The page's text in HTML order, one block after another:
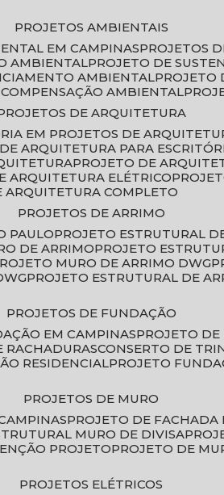
PROJETOS AMBIENTAIS
EM CAMPINAS
PROJETOS
AMBIENTAL
PROJETO DE
AMBIENTAL
COMPENSAÇÃO AMBIENTAL
PROJETOS DE ARQUITETURA
EM PROJETOS DE
DE ARQUITETURA PARA
PROJETO DE
ARQUITETURA ELÉTRICO
ARQUITETURA COMPLETO
PROJETOS DE ARRIMO
PAULO
PROJETO ESTRUTURAL
DE ARRIMO
PROJETO
PROJETO MURO DE ARRIMO DWG
PROJETO ESTRUTURAL DE
PROJETOS DE FUNDAÇÃO
EM CAMPINAS
PROJETO
RACHADURAS CONSERTO DE
RESIDENCIAL PROJETO
PROJETOS DE MURO
PROJETO DE
MURO DE DIVISA
PROJETO PROJETO DE
PROJETOS ELÉTRICOS